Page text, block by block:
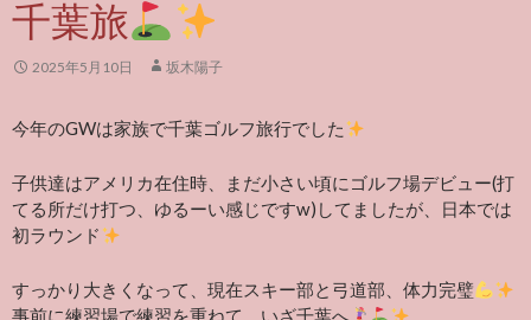
千葉旅
2025年5月10日 坂木陽子
今年のGWは家族で千葉ゴルフ旅行でした
子供達はアメリカ在住時、まだ小さい頃にゴルフ場デビュー(打
てる所だけ打つ、ゆるーい感じですw)してましたが、日本では
初ラウンド
すっかり大きくなって、現在スキー部と弓道部、体力完璧
事前に練習場で練習を重ねて、いざ千葉へ